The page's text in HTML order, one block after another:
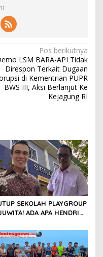
Pos berikutnya
LSM BARA-API Tidak
Direspon Terkait Dugaan
di Kementrian PUPR
BWS III, Aksi Berlanjut Ke
Kejagung RI
SEKOLAH PLAYGROUP
ADA APA HENDRI